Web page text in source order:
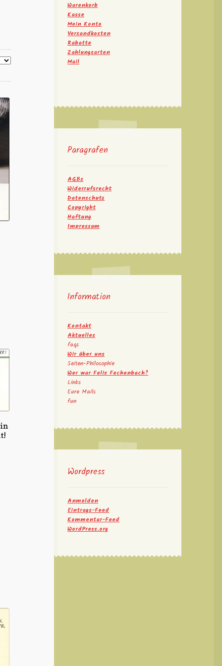
Warenkorb
Kasse
Mein Konto
Versandkosten
Rabatte
Zahlungsarten
Mail
Paragrafen
AGBs
Widerrufsrecht
Datenschutz
Copyright
Haftung
Impressum
Information
Kontakt
Aktuelles
faqs
Wir über uns
Seiten-Philosophie
Wer war Felix Fechenbach?
Links
Eure Mails
fun
Wordpress
Anmelden
Eintrags-Feed
Kommentar-Feed
WordPress.org